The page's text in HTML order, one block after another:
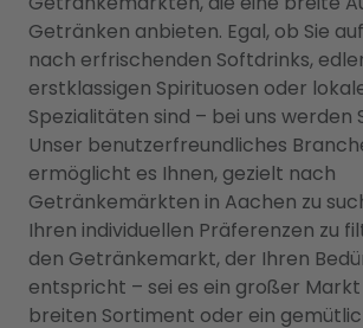
Getränken anbieten. Egal, ob Sie
nach erfrischenden Softdrinks,
erstklassigen Spirituosen oder
Spezialitäten sind – bei uns werden
Unser benutzerfreundliches
ermöglicht es Ihnen, gezielt nach
Getränkemärkten in Aachen zu
Ihren individuellen Präferenzen zu
den Getränkemarkt, der Ihren
entspricht – sei es ein großer
breiten Sortiment oder ein